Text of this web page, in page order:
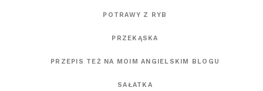
POTRAWY Z RYB
PRZEKĄSKA
PRZEPIS TEŻ NA MOIM ANGIELSKIM BLOGU
SAŁATKA